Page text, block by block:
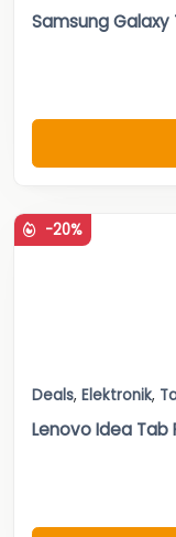
Samsung Galaxy
-20%
Deals, Elektronik,
Lenovo Idea Tab